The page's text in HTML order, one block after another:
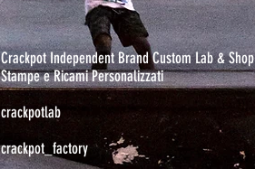
Crackpot Independent Brand Custom Lab & Shop
Stampe e Ricami Personalizzati
crackpotlab
crackpot_factory